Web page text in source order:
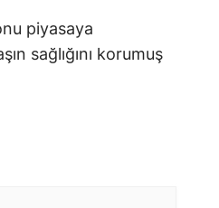
piyasaya
sağlığını korumuş